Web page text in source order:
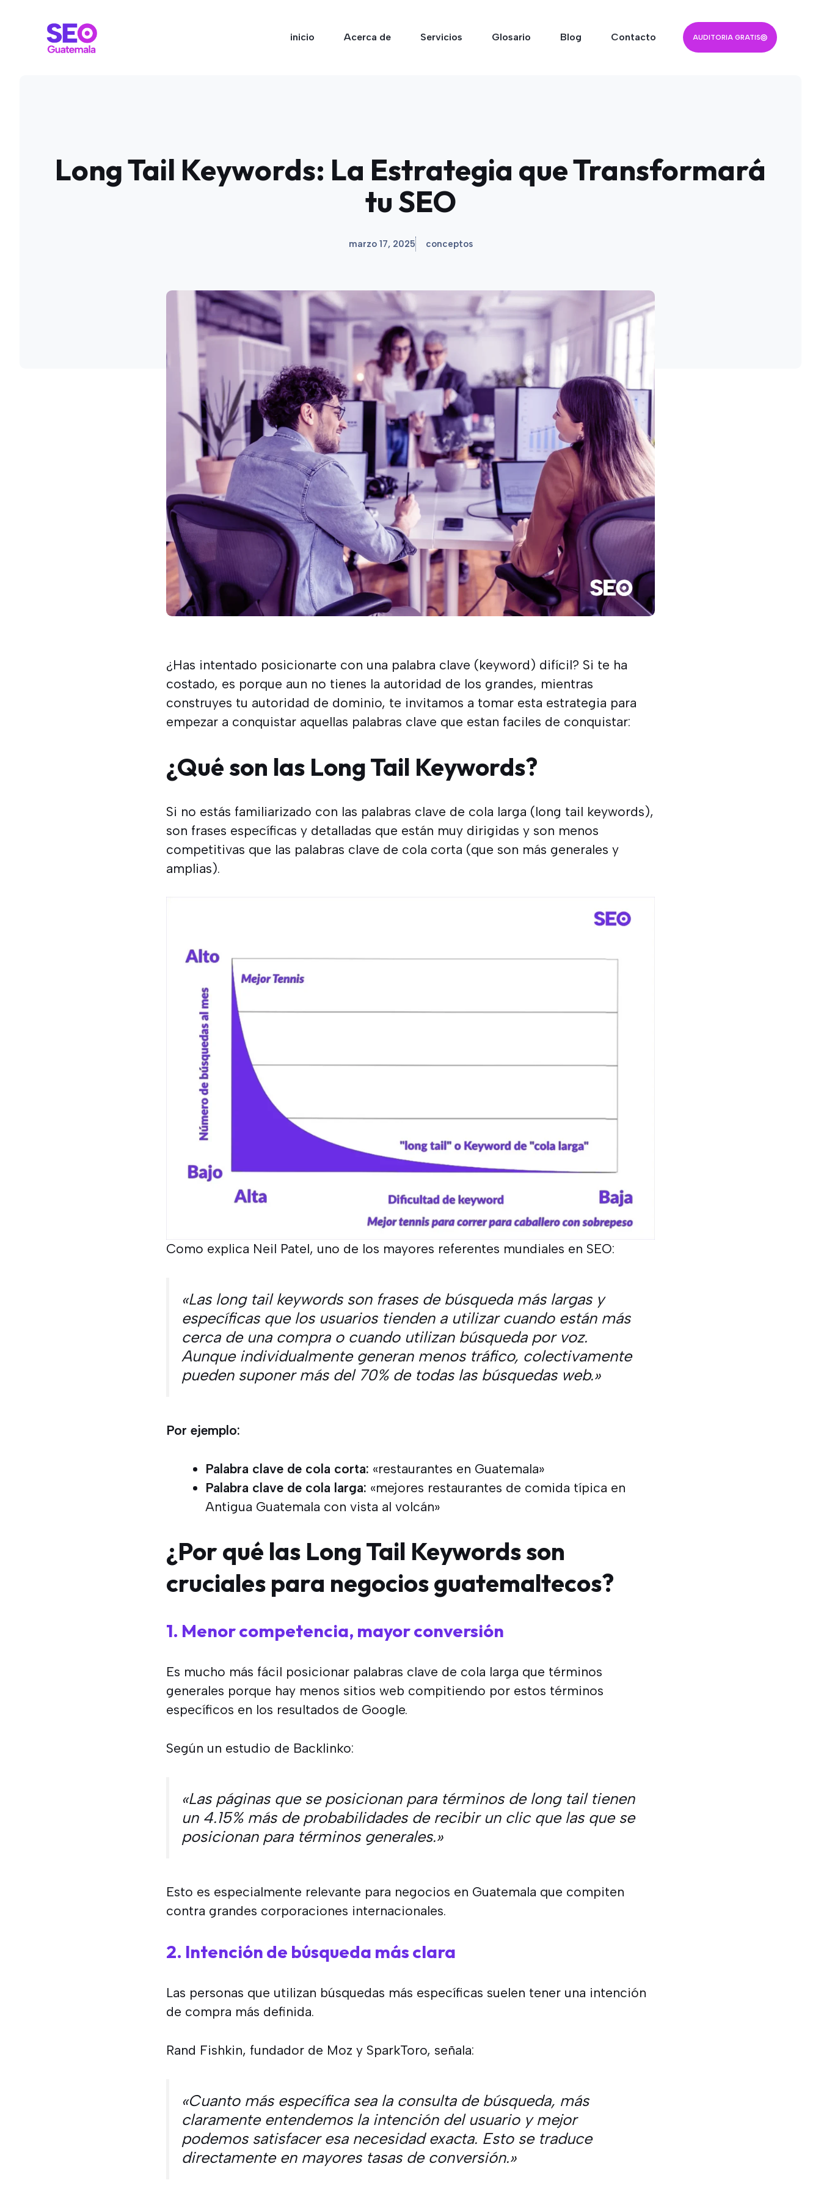
contenido
inicio Acerca de Servicios Glosario Blog Contacto AUDITORIA GRATIS
Long Tail Keywords: La Estrategia que Transformará
tu SEO
marzo 17, 2025 conceptos
¿Has intentado posicionarte con una palabra clave (keyword) difícil? Si te ha
costado, es porque aun no tienes la autoridad de los grandes, mientras
construyes tu autoridad de dominio, te invitamos a tomar esta estrategia para
empezar a conquistar aquellas palabras clave que estan faciles de conquistar:
¿Qué son las Long Tail Keywords?
Si no estás familiarizado con las palabras clave de cola larga (long tail keywords),
son frases específicas y detalladas que están muy dirigidas y son menos
competitivas que las palabras clave de cola corta (que son más generales y
amplias).
Como explica Neil Patel, uno de los mayores referentes mundiales en SEO:
«Las long tail keywords son frases de búsqueda más largas y
específicas que los usuarios tienden a utilizar cuando están más
cerca de una compra o cuando utilizan búsqueda por voz.
Aunque individualmente generan menos tráfico, colectivamente
pueden suponer más del 70% de todas las búsquedas web.»
Por ejemplo:
Palabra clave de cola corta: «restaurantes en Guatemala»
Palabra clave de cola larga: «mejores restaurantes de comida típica en
Antigua Guatemala con vista al volcán»
¿Por qué las Long Tail Keywords son
cruciales para negocios guatemaltecos?
1. Menor competencia, mayor conversión
Es mucho más fácil posicionar palabras clave de cola larga que términos
generales porque hay menos sitios web compitiendo por estos términos
específicos en los resultados de Google.
Según un estudio de Backlinko:
«Las páginas que se posicionan para términos de long tail tienen
un 4.15% más de probabilidades de recibir un clic que las que se
posicionan para términos generales.»
Esto es especialmente relevante para negocios en Guatemala que compiten
contra grandes corporaciones internacionales.
2. Intención de búsqueda más clara
Las personas que utilizan búsquedas más específicas suelen tener una intención
de compra más definida.
Rand Fishkin, fundador de Moz y SparkToro, señala:
«Cuanto más específica sea la consulta de búsqueda, más
claramente entendemos la intención del usuario y mejor
podemos satisfacer esa necesidad exacta. Esto se traduce
directamente en mayores tasas de conversión.»